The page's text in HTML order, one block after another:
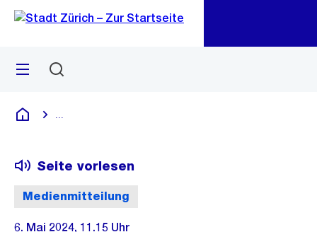
Navigation
Sprunglink
Menü
Deutsch
Medienmitteilung
Seite vorlesen
6. Mai 2024, 11.15 Uhr